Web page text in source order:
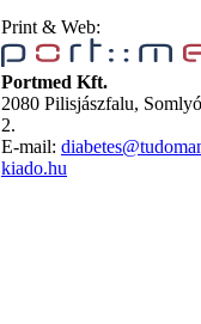
Print & Web:
Portmed Kft.
2080 Pilisjászfalu,
2.
E-mail:
kiado.hu